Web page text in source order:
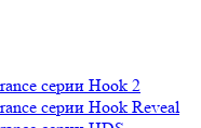
серии Hook 2
серии Hook Reveal